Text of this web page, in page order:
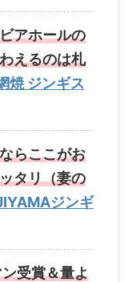
アホールの
えるのは札
焼 ジンギス
らここがお
タリ（妻の
ジンギ
受賞＆量よ